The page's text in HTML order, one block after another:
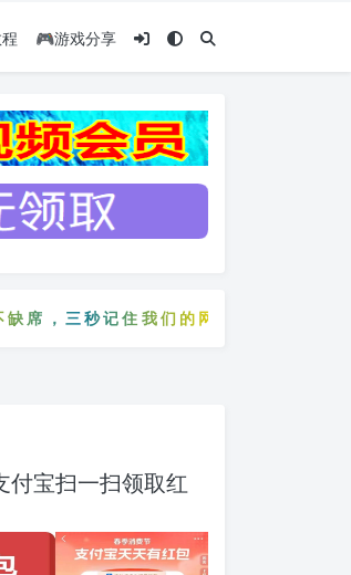
🎮游戏分享
，三秒记住我们的网站：5zyw.com
付宝扫一扫领取红